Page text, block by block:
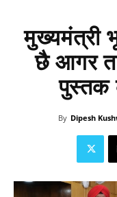
मुख्यमंत्री
छै आगर
पुस्तक
By Dipesh